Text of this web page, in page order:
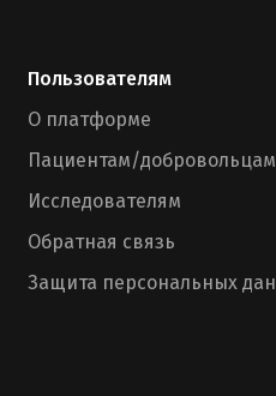
Пользователям
О платформе
Пациентам/добровольцам
Исследователям
Обратная связь
Защита персональных